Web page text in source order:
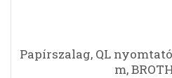
Papírszalag, QL
m,